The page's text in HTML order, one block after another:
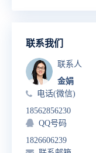
联系我们
联系人
金娟
电话(微信)
18562856230
QQ号码
1826606239